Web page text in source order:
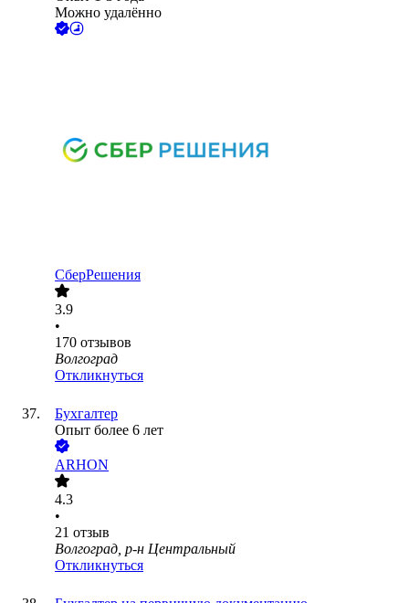
Можно удалённо
СберРешения
3.9
•
170 отзывов
Волгоград
Откликнуться
Бухгалтер
Опыт более 6 лет
ARHON
4.3
•
21 отзыв
Волгоград, р-н Центральный
Откликнуться